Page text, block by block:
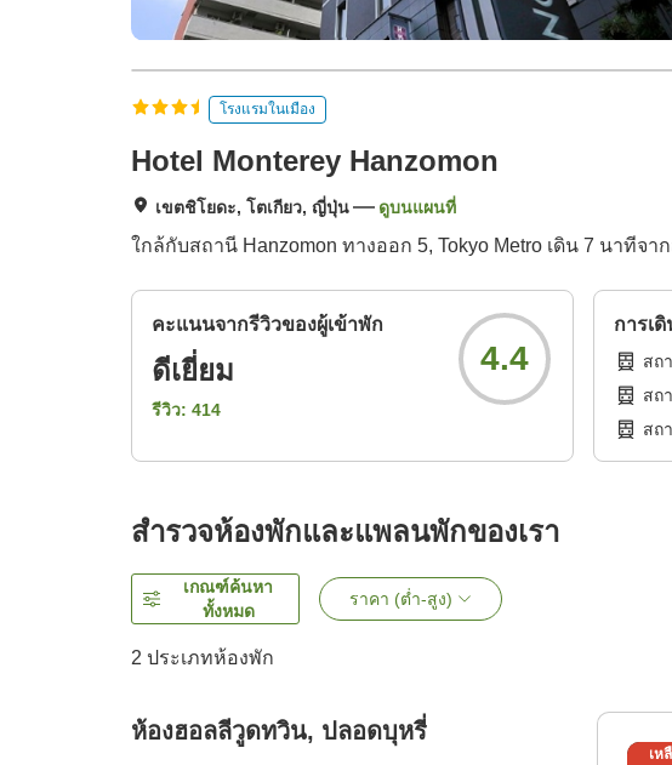
โรงแรมในเมือง
Hotel Monterey Hanzomon
เขตชิโยดะ, โตเกียว, ญี่ปุ่น ดูบนแผนที่
ใกล้กับสถานี Hanzomon ทางออก 5, Tokyo Metro เดิน 7 นาทีจ
คะแนนจากรีวิวของผู้เข้าพัก
ดีเยี่ยม
รีวิว: 414
4.4
การเ
สถ
สถ
สถ
สำรวจห้องพักและแพลนพักของเรา
เกณฑ์ค้นหา
ทั้งหมด
ราคา (ต่ำ-สูง)
2 ประเภทห้องพัก
ห้องฮอลลีวูดทวิน, ปลอดบุหรี่
เห